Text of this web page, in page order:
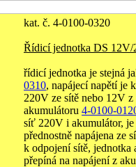
kat. č. 4-0100-0320
Řídicí jednotka DS
řídicí jednotka je stejná
0310, napájecí napětí je
220V ze sítě nebo 12V z
akumulátoru 4-0100-
síť 220V i akumulátor, je
přednostně napájena ze
k odpojení sítě, jednotka
přepíná na napájení z